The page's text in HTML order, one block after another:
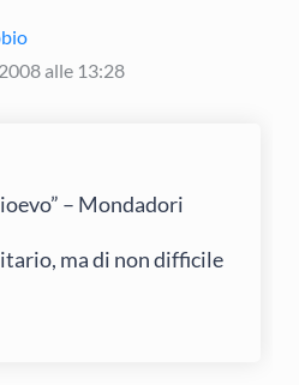
alle 13:28
– Mondadori
ma di non difficile